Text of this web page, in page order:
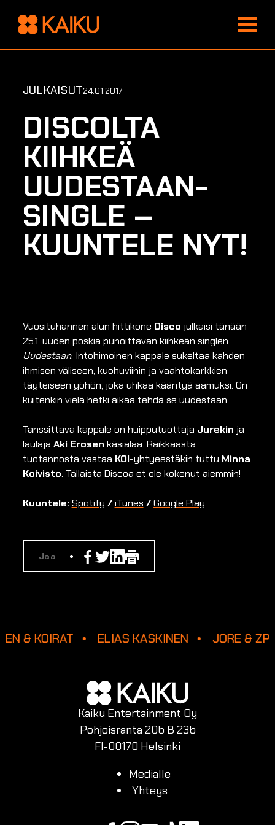
Toggle
JULKAISUT24.01.2017
DISCOLTA
KIIHKEÄ
UUDESTAAN-
SINGLE –
KUUNTELE NYT!
Vuosituhannen alun hittikone Disco julkaisi tänään
25.1. uuden poskia punoittavan kiihkeän singlen
Uudestaan. Intohimoinen kappale sukeltaa kahden
ihmisen väliseen, kuohuviinin ja vaahtokarkkien
täyteiseen yöhön, joka uhkaa kääntyä aamuksi. On
kuitenkin vielä hetki aikaa tehdä se uudestaan.
Tanssittava kappale on huipputuottaja Jurekin ja
laulaja Aki Erosen käsialaa. Raikkaasta
tuotannosta vastaa KOI-yhtyeestäkin tuttu Minna
Koivisto. Tällaista Discoa et ole kokenut aiemmin!
Kuuntele: Spotify / iTunes / Google Play
Jaa Facebook
TwitterLinkedin
Print
& KOIRAT ELIAS KASKINEN JORE &
Kaiku Entertainment Oy
Pohjoisranta 20b B 23b
FI-00170 Helsinki
Medialle
Yhteys